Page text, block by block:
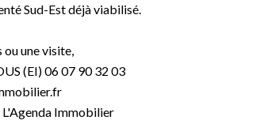
Sud-Est déjà viabilisé.
une visite,
(EI) 06 07 90 32 03
Immobilier